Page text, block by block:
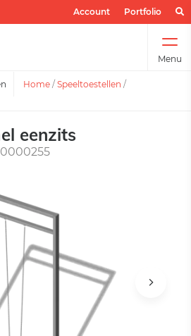
Account Portfolio
Menu
Home / Speeltoestellen /
eenzits